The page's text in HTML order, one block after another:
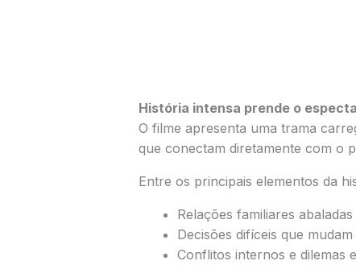
História intensa prende o
O filme apresenta uma trama
que conectam diretamente com o
Entre os principais elementos da
Relações familiares abaladas
Decisões difíceis que
Conflitos internos e dilemas